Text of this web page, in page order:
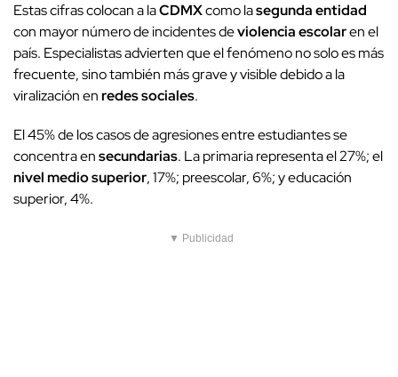
Estas cifras colocan a laCDMXcomo lasegunda entidad
con mayor número de incidentes deviolencia escolaren el
país. Especialistas advierten que el fenómeno no solo es más
frecuente, sino también más grave y visible debido a la
viralización enredes sociales.
El 45% de los casos de agresiones entre estudiantes se
concentra ensecundarias. La primaria representa el 27%; el
nivel medio superior, 17%; preescolar, 6%; y educación
superior, 4%.
▼ Publicidad